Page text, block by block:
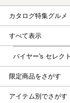
カタログ特集グルメ
すべて表示
バイヤー's セレクト
限定商品をさがす
アイテム別でさがす